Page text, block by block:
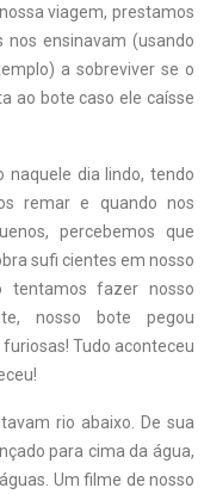
viagem, prestamos
nos ensinavam (usando
a sobreviver se o
ao bote caso ele caísse
naquele dia lindo, tendo
remar e quando nos
percebemos que
sufi cientes em nosso
tentamos fazer nosso
nosso bote pegou
Tudo aconteceu
rio abaixo. De sua
para cima da água,
Um filme de nosso